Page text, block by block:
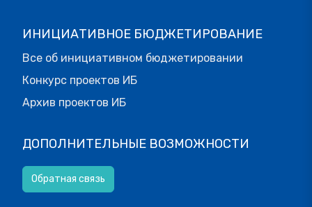
ИНИЦИАТИВНОЕ БЮДЖЕТИРОВАНИЕ
Все об инициативном бюджетировании
Конкурс проектов ИБ
Архив проектов ИБ
ДОПОЛНИТЕЛЬНЫЕ ВОЗМОЖНОСТИ
Обратная связь